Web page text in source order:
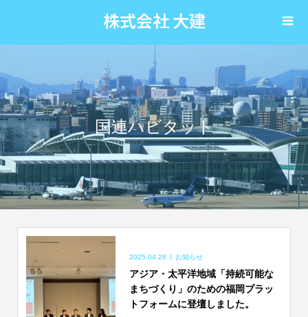
株式会社 大建
国連ハビタット
2025.04.28 お知らせ
アジア・太平洋地域「持続可能な
まちづくり」のための福岡プラッ
トフォームに登壇しました。